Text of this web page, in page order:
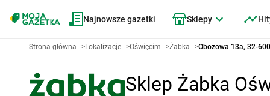
Najnowsze gazetki Sklepy
Strona główna >Lokalizacje >Oświęcim >Żabka >Obozowa 13a, 32-
Sklep Żabka